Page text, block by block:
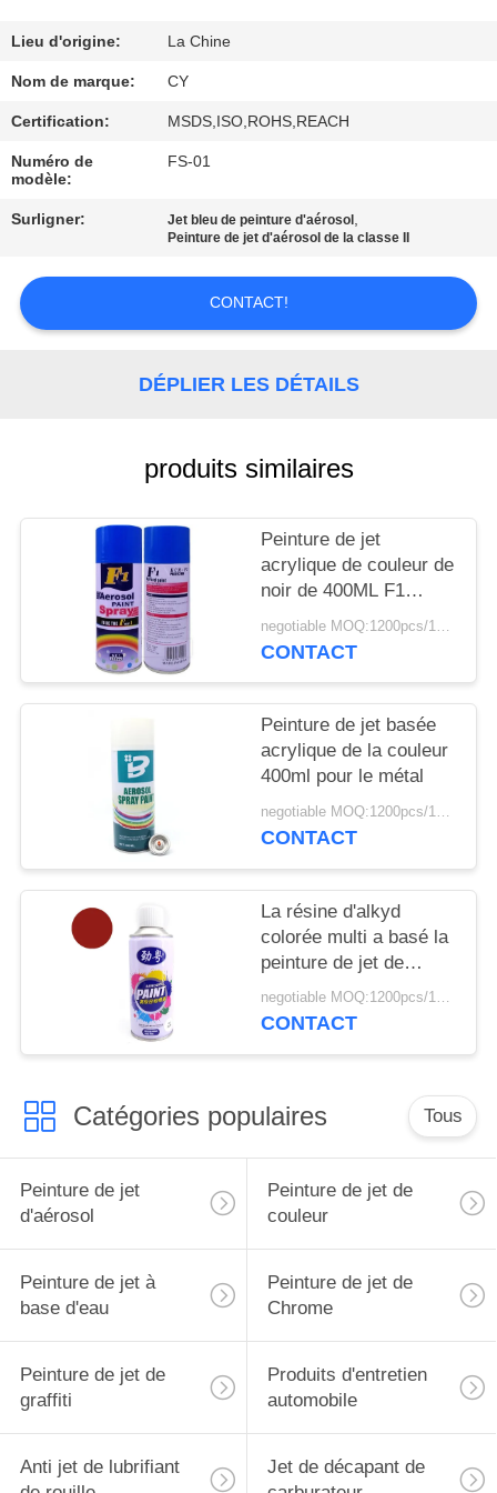
CONTRÔLE
DE
QUALITÉ
CONTACTEZ-
NOUS
DEMANDEZ
UNE
CITATION
SITE
PRIVACY
POLICY
Lieu d'origine: La Chine
Nom de marque: CY
Certification: MSDS,ISO,ROHS,REACH
Numéro de
modèle:
FS-01
Surligner: Jet bleu de peinture d'aérosol ,
Peinture de jet d'aérosol de la classe II
CONTACT!
DÉPLIER LES DÉTAILS
produits similaires
Peinture de jet
acrylique de couleur de
noir de 400ML F1
65*200mm
negotiable MOQ:1200pcs/100ctns pour chaque couleur
CONTACT
Peinture de jet basée
acrylique de la couleur
400ml pour le métal
negotiable MOQ:1200pcs/100ctns pour chaque couleur
CONTACT
La résine d'alkyd
colorée multi a basé la
peinture de jet de
Rustoleum
negotiable MOQ:1200pcs/100ctns pour chaque couleur
CONTACT
Catégories populaires Tous
Peinture de jet
d'aérosol
Peinture de jet de
couleur
Peinture de jet à
base d'eau
Peinture de jet de
Chrome
Peinture de jet de
graffiti
Produits d'entretien
automobile
Anti jet de lubrifiant
Jet de décapant de